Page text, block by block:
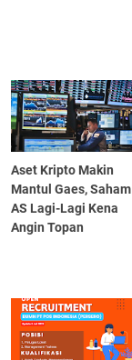
Aset Kripto Makin
Mantul Gaes, Saham
AS Lagi-Lagi Kena
Angin Topan